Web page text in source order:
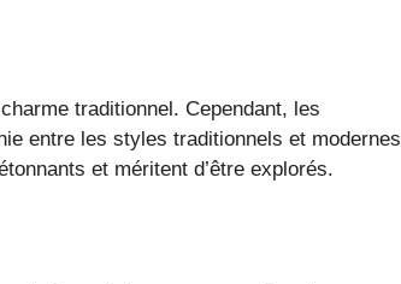
traditionnel. Cependant, les
entre les styles traditionnels et modernes
et méritent d’être explorés.